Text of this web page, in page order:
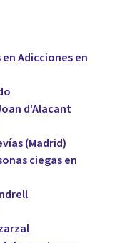
Adicciones en
d'Alacant
(Madrid)
ciegas en